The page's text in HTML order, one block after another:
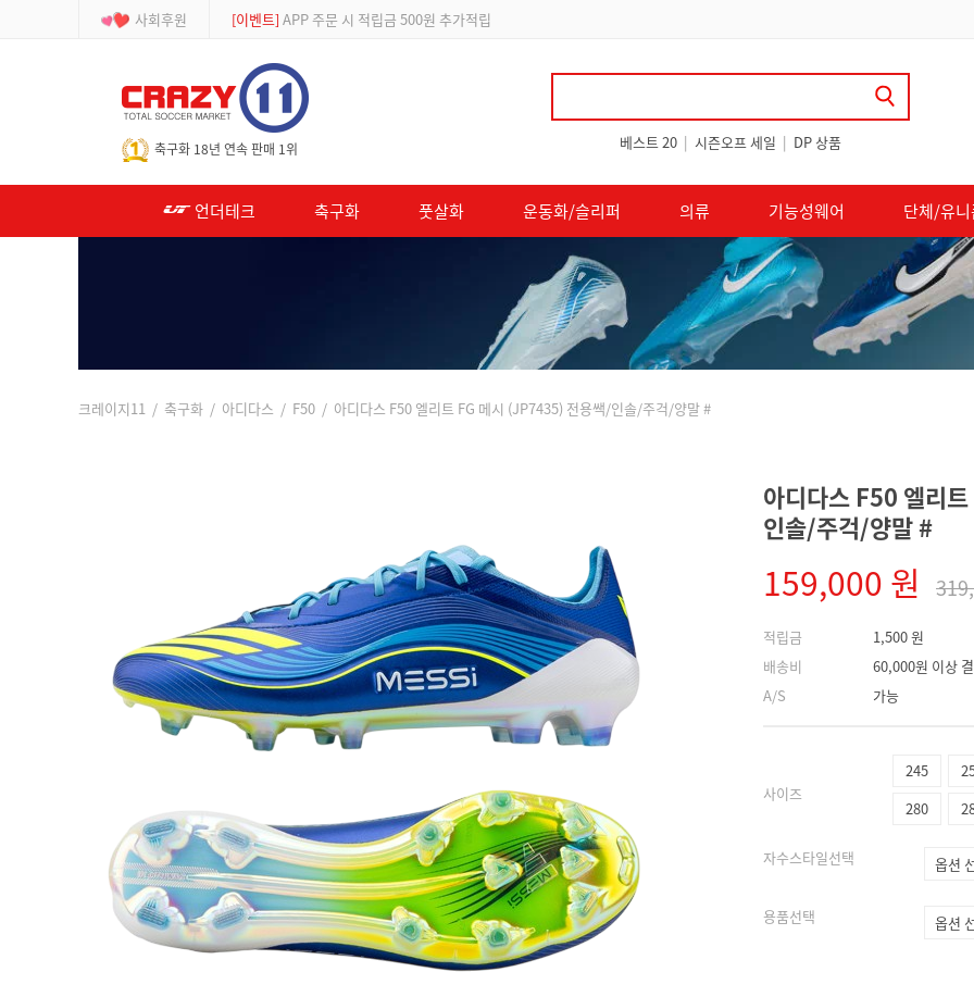
사회후원 [등급제] 회원가입 시 최대 2% 적립 및 할인 쿠폰 지급
축구화 18년 연속 판매 1위 베스트 20 | 시즌오프 세일 | DP 상품
언더테크 축구화 풋살화 운동화/슬리퍼 의류 기능성웨어 단체/유
크레이지11 / 축구화 / 아디다스 / F50 / 아디다스 F50 엘리트 FG 메시 (JP7435) 전용쌕/인솔/주걱/양말 #
아디다스 F50 엘리
인솔/주걱/양말 #
159,000 원
적립금
배송비
A/S
1,500 원
60,000원 이상
가능
사이즈
245
280
자수스타일선택
용품선택